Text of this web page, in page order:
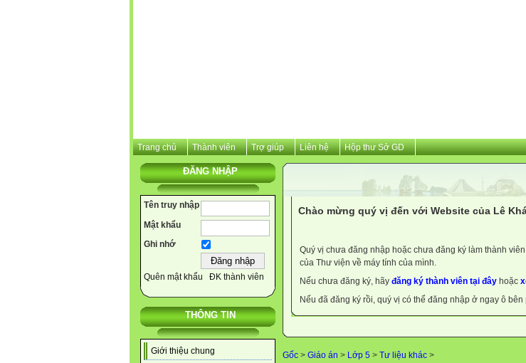
Trang chủ Thành viên Trợ giúp Liên hệ Hộp thư Sở GD
ĐĂNG NHẬP
Tên truy nhập
Mật khẩu
Ghi nhớ
Quên mật khẩu ĐK thành viên
THÔNG TIN
Giới thiệu chung
Chào mừng quý vị đến với Website của Lê
Quý vị chưa đăng nhập hoặc chưa đăng ký làm thành
của Thư viện về máy tính của mình.
Nếu chưa đăng ký, hãy đăng ký thành viên tại đây hoặc
Nếu đã đăng ký rồi, quý vị có thể đăng nhập ở ngay ô bên
Gốc > Giáo án > Lớp 5 > Tư liệu khác >